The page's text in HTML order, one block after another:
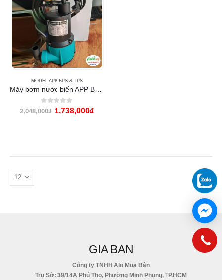
MODEL APP BPS & TPS
0out of 5
2,048,000₫ 1,738,000₫
GIA BAN
Công ty TNHH Alo Mua Bán
Trụ Sở: 39/14A Phú Thọ, Phường Minh Phụng, TP.HCM